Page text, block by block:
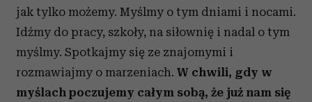
jak tylko możemy. Myślmy o tym dniami i nocami.
Idźmy do pracy, szkoły, na siłownię i nadal o tym
myślmy. Spotkajmy się ze znajomymi i
rozmawiajmy o marzeniach. W chwili, gdy w
myślach poczujemy całym sobą, że już nam się